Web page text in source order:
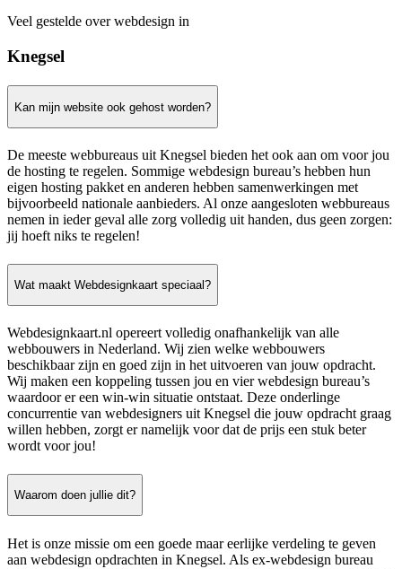
Veel gestelde over webdesign in
Knegsel
Kan mijn website ook gehost worden?
De meeste webbureaus uit Knegsel bieden het ook aan om voor jou
de hosting te regelen. Sommige webdesign bureau’s hebben hun
eigen hosting pakket en anderen hebben samenwerkingen met
bijvoorbeeld nationale aanbieders. Al onze aangesloten webbureaus
nemen in ieder geval alle zorg volledig uit handen, dus geen zorgen:
jij hoeft niks te regelen!
Wat maakt Webdesignkaart speciaal?
Webdesignkaart.nl opereert volledig onafhankelijk van alle
webbouwers in Nederland. Wij zien welke webbouwers
beschikbaar zijn en goed zijn in het uitvoeren van jouw opdracht.
Wij maken een koppeling tussen jou en vier webdesign bureau’s
waardoor er een win-win situatie ontstaat. Deze onderlinge
concurrentie van webdesigners uit Knegsel die jouw opdracht graag
willen hebben, zorgt er namelijk voor dat de prijs een stuk beter
wordt voor jou!
Waarom doen jullie dit?
Het is onze missie om een goede maar eerlijke verdeling te geven
aan webdesign opdrachten in Knegsel. Als ex-webdesign bureau